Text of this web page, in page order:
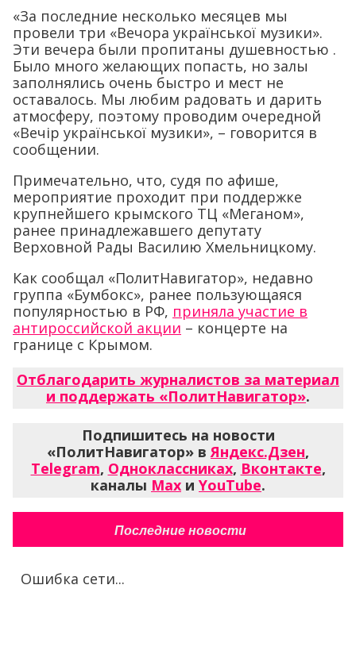
«За последние несколько месяцев мы
провели три «Вечора української музики».
Эти вечера были пропитаны душевностью .
Было много желающих попасть, но залы
заполнялись очень быстро и мест не
оставалось. Мы любим радовать и дарить
атмосферу, поэтому проводим очередной
«Вечiр української музики», – говорится в
сообщении.
Примечательно, что, судя по афише,
мероприятие проходит при поддержке
крупнейшего крымского ТЦ «Меганом»,
ранее принадлежавшего депутату
Верховной Рады Василию Хмельницкому.
Как сообщал «ПолитНавигатор», недавно
группа «Бумбокс», ранее пользующаяся
популярностью в РФ, приняла участие в
антироссийской акции – концерте на
границе с Крымом.
Отблагодарить журналистов за материал
и поддержать «ПолитНавигатор».
Подпишитесь на новости
«ПолитНавигатор» в Яндекс.Дзен,
Telegram, Одноклассниках, Вконтакте,
каналы Max и YouTube.
Последние новости
Ошибка сети...